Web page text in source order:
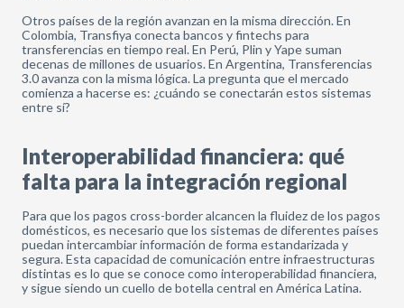
Otros países de la región avanzan en la misma dirección. En
Colombia, Transfiya conecta bancos y fintechs para
transferencias en tiempo real. En Perú, Plin y Yape suman
decenas de millones de usuarios. En Argentina, Transferencias
3.0 avanza con la misma lógica. La pregunta que el mercado
comienza a hacerse es: ¿cuándo se conectarán estos sistemas
entre sí?
Interoperabilidad financiera: qué
falta para la integración regional
Para que los pagos cross-border alcancen la fluidez de los pagos
domésticos, es necesario que los sistemas de diferentes países
puedan intercambiar información de forma estandarizada y
segura. Esta capacidad de comunicación entre infraestructuras
distintas es lo que se conoce como interoperabilidad financiera,
y sigue siendo un cuello de botella central en América Latina.